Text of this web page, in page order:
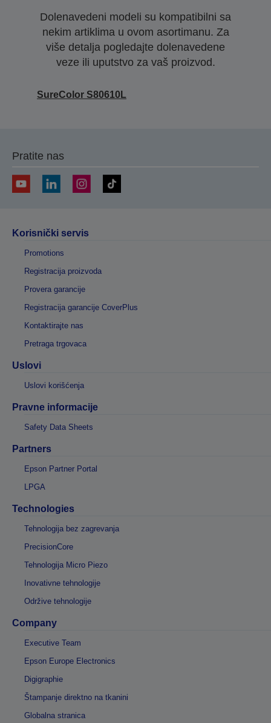
Dolenavedeni modeli su kompatibilni sa
nekim artiklima u ovom asortimanu. Za
više detalja pogledajte dolenavedene
veze ili uputstvo za vaš proizvod.
SureColor S80610L
Pratite nas
Korisnički servis
Promotions
Registracija proizvoda
Provera garancije
Registracija garancije CoverPlus
Kontaktirajte nas
Pretraga trgovaca
Uslovi
Uslovi korišćenja
Pravne informacije
Safety Data Sheets
Partners
Epson Partner Portal
LPGA
Technologies
Tehnologija bez zagrevanja
PrecisionCore
Tehnologija Micro Piezo
Inovativne tehnologije
Održive tehnologije
Company
Executive Team
Epson Europe Electronics
Digigraphie
Štampanje direktno na tkanini
Globalna stranica